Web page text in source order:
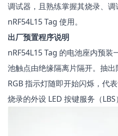
调试器，且熟练掌握其烧录、
nRF54L15 Tag 使用。
出厂预置程序说明
nRF54L15 Tag 的电池座内预装
池触点由绝缘隔离片隔开。抽出
RGB 指示灯随即开始闪烁，代
烧录的外设 LED 按键服务（LBS）